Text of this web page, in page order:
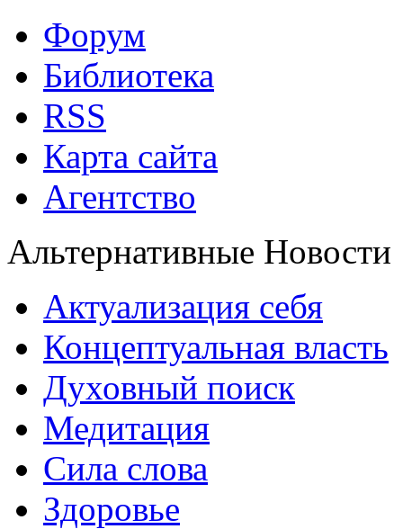
Форум
Библиотека
RSS
Карта сайта
Агентство
Альтернативные Новости
Актуализация себя
Концептуальная власть
Духовный поиск
Медитация
Сила слова
Здоровье